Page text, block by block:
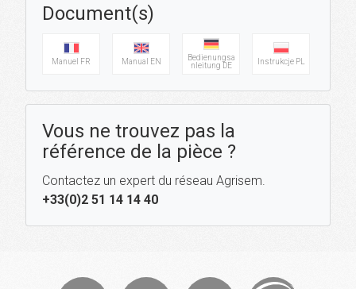
Document(s)
Manuel FR Manual EN
Bedienungsa
nleitung DE
Instrukcje PL
Vous ne trouvez pas la
référence de la pièce ?
Contactez un expert du réseau Agrisem.
+33(0)2 51 14 14 40